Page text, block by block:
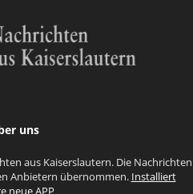
uns
aus Kaiserslautern. Die Nachrichten
Anbietern übernommen. Installiert
neue APP